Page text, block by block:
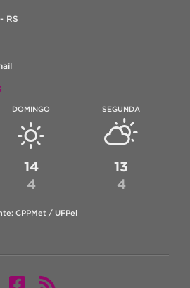
RS
DOMINGO
14
4
SEGUNDA
13
4
CPPMet / UFPel